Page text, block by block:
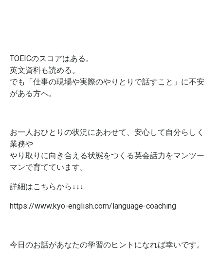
TOEICのスコアはある。
英文資料も読める。
でも「仕事の現場や実際のやりとりで話すこと」に不安
がある方へ。
お一人おひとりの状況にあわせて、安心して自分らしく
業務や
やり取りに向き合える状態をつくる英会話力をマンツー
マンで育てています。
詳細はこちらから↓↓↓
https://www.kyo-english.com/language-coaching
今日のお話があなたの学習のヒントになれば幸いです。